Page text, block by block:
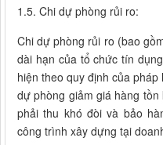
1.5. Chi dự phòng rủi ro:
Chi dự phòng rủi ro (bao
dài hạn của tổ chức tín
hiện theo quy định của
dự phòng giảm giá hàng
phải thu khó đòi và bảo
công trình xây dựng tại